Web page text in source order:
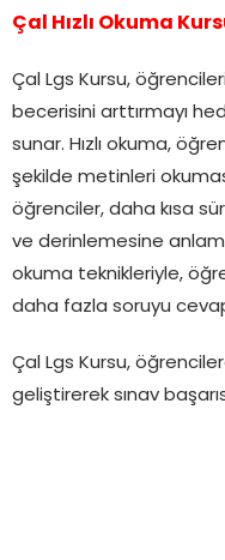
Çal Hızlı Okuma
Çal Lgs Kursu,
becerisini arttırmayı
sunar. Hızlı okuma,
şekilde metinleri
öğrenciler, daha kısa
ve derinlemesine
okuma teknikleriyle,
daha fazla soruyu
Çal Lgs Kursu,
geliştirerek sınav